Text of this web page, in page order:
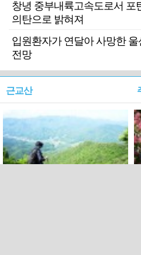
창녕 중부내륙고속도로서
의탄으로 밝혀져
입원환자가 연달아 사망한
전망
근교산